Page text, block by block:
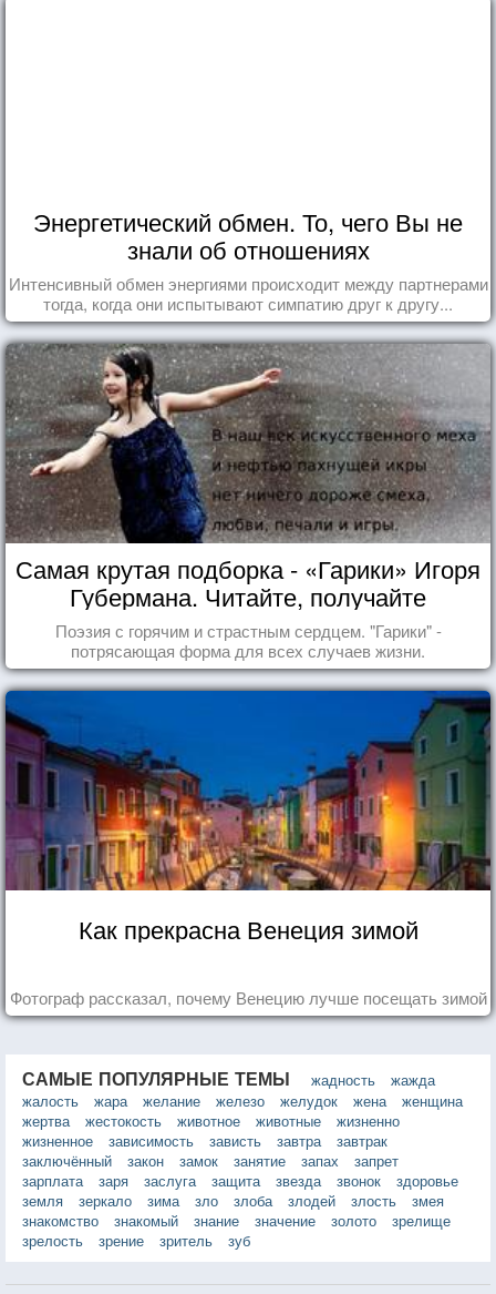
Энергетический обмен. То, чего Вы не
знали об отношениях
Интенсивный обмен энергиями происходит между партнерами
тогда, когда они испытывают симпатию друг к другу...
Самая крутая подборка - «Гарики» Игоря
Губермана. Читайте, получайте
удовольствие!
Поэзия с горячим и страстным сердцем. "Гарики" -
потрясающая форма для всех случаев жизни.
Как прекрасна Венеция зимой
Фотограф рассказал, почему Венецию лучше посещать зимой
САМЫЕ ПОПУЛЯРНЫЕ ТЕМЫ жадность
жажда
жалость
жара желание железо желудок жена
женщина
жертва
жестокость животное животные
жизненно
жизненное
зависимость зависть завтра
завтрак
заключённый
закон замок занятие запах
запрет
зарплата
заря заслуга защита звезда звонок
здоровье
земля
зеркало зима зло злоба злодей злость
змея
знакомство
знакомый знание значение золото
зрелище
зрелость
зрение зритель зуб